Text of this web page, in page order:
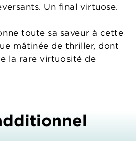
Un final virtuose.
toute sa saveur à cette
mâtinée de thriller, dont
la rare virtuosité de